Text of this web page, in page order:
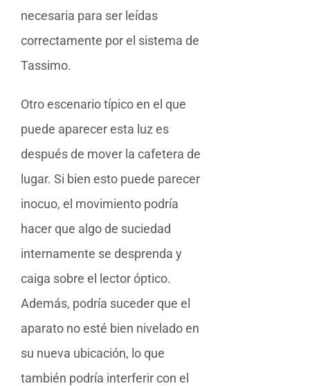
necesaria para ser leídas
correctamente por el sistema de
Tassimo.
Otro escenario típico en el que
puede aparecer esta luz es
después de mover la cafetera de
lugar. Si bien esto puede parecer
inocuo, el movimiento podría
hacer que algo de suciedad
internamente se desprenda y
caiga sobre el lector óptico.
Además, podría suceder que el
aparato no esté bien nivelado en
su nueva ubicación, lo que
también podría interferir con el